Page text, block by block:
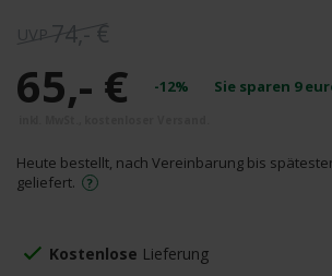
74,- €
65,- € -12% Sie sparen 9
Heute bestellt, nach Vereinbarung bis
geliefert.
Kostenlose Lieferung